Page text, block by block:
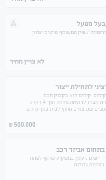
בעל מפעל
לרומניה /שוק המשותף פרטים יצחק
לא צויין מחיר
לתחילת ייצור
קימוס הוא בקבוק חכם
שמרתיח מים מטמפרטורת הברז לרתיחה מלאה תוך 4 דקות
שנמצאים מחוץ לבית כגון: נהגים,
500,000
₪
אביזר רכב
רישום מעונין במשקיע שותף לפתח
גדולות